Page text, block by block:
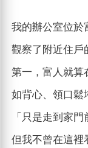
我的辦公室位於
觀察了附近住戶
第一，富人就算
如背心、領口鬆
「只是走到家
但我不曾在這裡